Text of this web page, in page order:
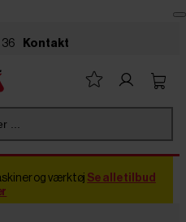
36 Kontakt
...
og værktøj Se alle tilbud